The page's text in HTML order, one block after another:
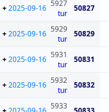
50827
5927
tur
2025-09-16
+
50829
5929
tur
2025-09-16
+
50831
5931
tur
2025-09-16
+
50832
5932
tur
2025-09-16
+
5933